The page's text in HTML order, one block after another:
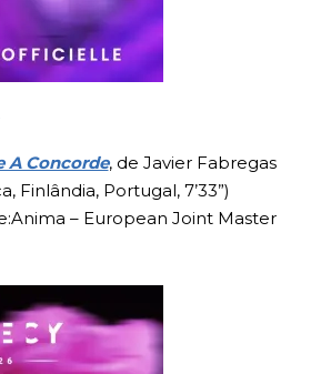
A Concorde, de Javier Fabregas
Finlândia, Portugal, 7’33”)
– European Joint Master